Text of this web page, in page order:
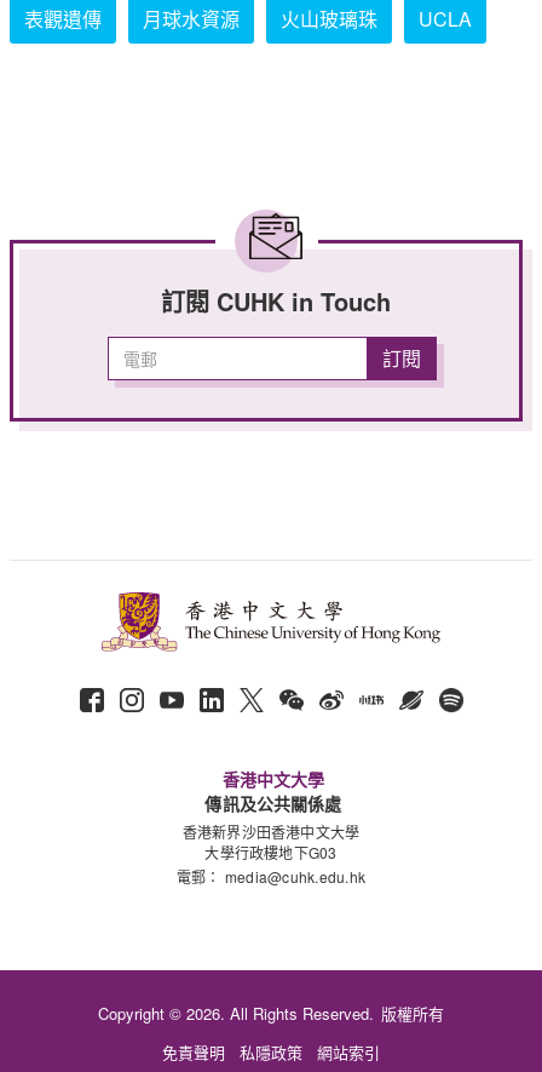
表觀遺傳 月球水資源 火山玻璃珠 UCLA
訂閱 CUHK in Touch
香港中文大學
傳訊及公共關係處
香港新界沙田香港中文大學
大學行政樓地下G03
電郵： media@cuhk.edu.hk
Copyright © 2026. All Rights Reserved. 版權所有
免責聲明
私隱政策 網站索引